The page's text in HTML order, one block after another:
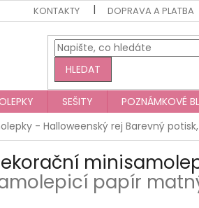
KONTAKTY DOPRAVA A PLATBA
HLEDAT
SEŠITY POZNÁMKOVÉ
- Halloweenský rej Barevný
papír